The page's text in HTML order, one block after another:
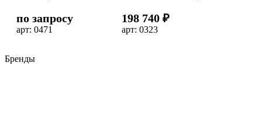
по запросу
арт: 0471
198 740 ₽
арт: 0323
Бренды